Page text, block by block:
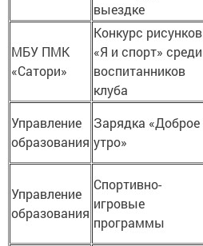
выездке
МБУ ПМК
«Сатори»
Конкурс рисунков
«Я и спорт» среди
воспитанников
клуба
Управление
образования
Зарядка «Доброе
утро»
Управление
образования
Спортивно-
игровые
программы